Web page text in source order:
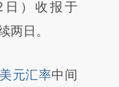
章
。不代表财
）收报于
两日。
美元汇率中间